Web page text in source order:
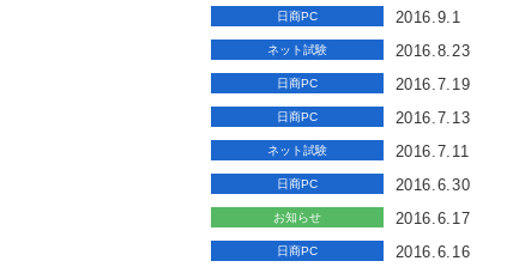
日商PC 2016.9.1
ネット試験 2016.8.23
日商PC 2016.7.19
日商PC 2016.7.13
ネット試験 2016.7.11
日商PC 2016.6.30
お知らせ 2016.6.17
日商PC 2016.6.16